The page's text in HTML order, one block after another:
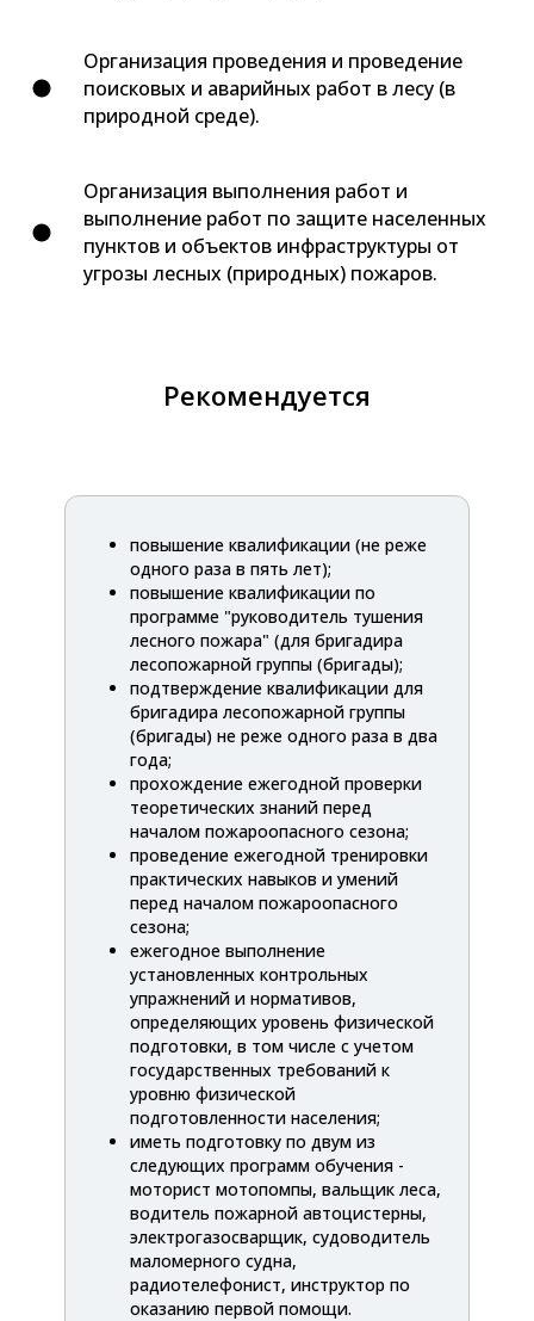
Организация проведения и проведение
поисковых и аварийных работ в лесу (в
природной среде).
Организация выполнения работ и
выполнение работ по защите населенных
пунктов и объектов инфраструктуры от
угрозы лесных (природных) пожаров.
Рекомендуется
повышение квалификации (не реже
одного раза в пять лет);
повышение квалификации по
программе "руководитель тушения
лесного пожара" (для бригадира
лесопожарной группы (бригады);
подтверждение квалификации для
бригадира лесопожарной группы
(бригады) не реже одного раза в два
года;
прохождение ежегодной проверки
теоретических знаний перед
началом пожароопасного сезона;
проведение ежегодной тренировки
практических навыков и умений
перед началом пожароопасного
сезона;
ежегодное выполнение
установленных контрольных
упражнений и нормативов,
определяющих уровень физической
подготовки, в том числе с учетом
государственных требований к
уровню физической
подготовленности населения;
иметь подготовку по двум из
следующих программ обучения -
моторист мотопомпы, вальщик леса,
водитель пожарной автоцистерны,
электрогазосварщик, судоводитель
маломерного судна,
радиотелефонист, инструктор по
оказанию первой помощи.